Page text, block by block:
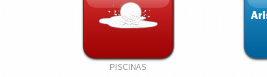
PISCINAS